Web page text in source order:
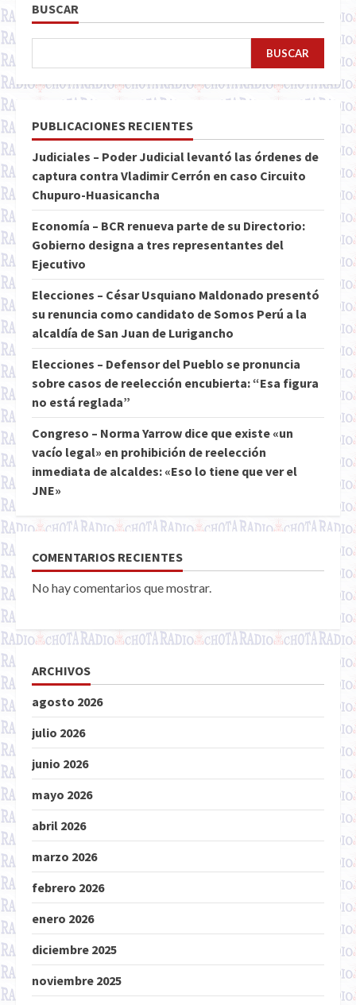
BUSCAR
BUSCAR
PUBLICACIONES RECIENTES
Judiciales – Poder Judicial levantó las órdenes de
captura contra Vladimir Cerrón en caso Circuito
Chupuro-Huasicancha
Economía – BCR renueva parte de su Directorio:
Gobierno designa a tres representantes del
Ejecutivo
Elecciones – César Usquiano Maldonado presentó
su renuncia como candidato de Somos Perú a la
alcaldía de San Juan de Lurigancho
Elecciones – Defensor del Pueblo se pronuncia
sobre casos de reelección encubierta: “Esa figura
no está reglada”
Congreso – Norma Yarrow dice que existe «un
vacío legal» en prohibición de reelección
inmediata de alcaldes: «Eso lo tiene que ver el
JNE»
COMENTARIOS RECIENTES
No hay comentarios que mostrar.
ARCHIVOS
agosto 2026
julio 2026
junio 2026
mayo 2026
abril 2026
marzo 2026
febrero 2026
enero 2026
diciembre 2025
noviembre 2025